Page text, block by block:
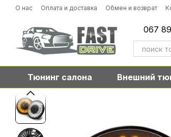
Перейти к основному контенту
О нас Оплата и доставка Обмен и возврат
067
Тюнинг салона Внешний